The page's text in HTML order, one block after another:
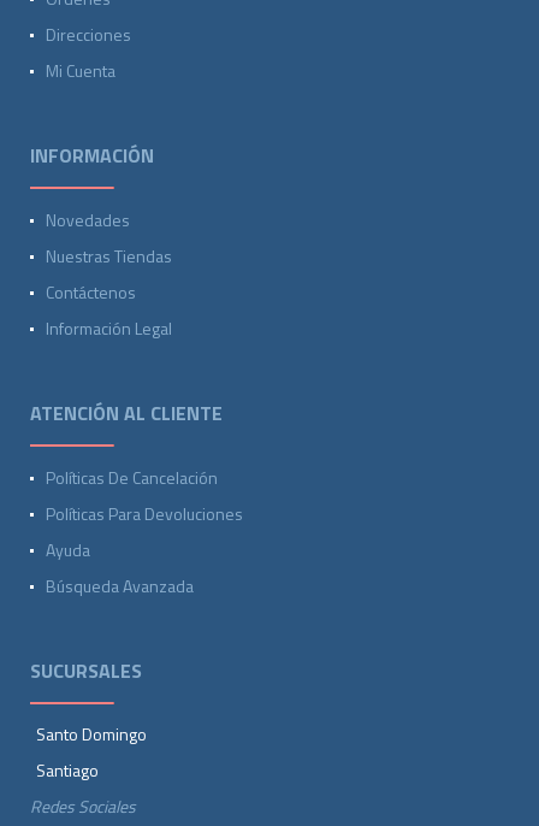
Direcciones
Mi Cuenta
INFORMACIÓN
Novedades
Nuestras Tiendas
Contáctenos
Información Legal
ATENCIÓN AL CLIENTE
Políticas De Cancelación
Políticas Para Devoluciones
Ayuda
Búsqueda Avanzada
SUCURSALES
Santo Domingo
Santiago
Redes Sociales